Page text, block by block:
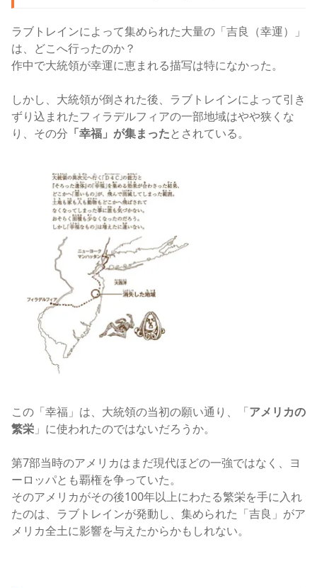
ラブトレインによって集められた大量の「吉良（幸運）」
は、どこへ行ったのか？
作中で大統領が幸運に恵まれる描写は特になかった。
しかし、大統領が倒された後、ラブトレインによって引き
ずり込まれたフィラデルフィアの一部地域はやや狭くな
り、その分 「幸福」が集まったとされている。
この「幸福」は、大統領の当初の願い通り、「アメリカの
繁栄 」に使われたのではないだろうか。
第7部当時のアメリカはまだ現代ほどの一強ではなく、ヨ
ーロッパとも覇権を争っていた。
そのアメリカがその後100年以上にわたる繁栄を手に入れ
たのは、ラブトレインが発動し、集められた「吉良」がア
メリカ全土に影響を与えたからかもしれない。